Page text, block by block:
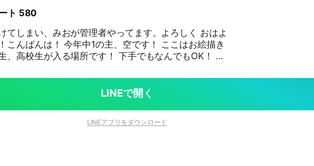
ト 580
てしまい、みおが管理者やってます。よろしく おはよ
こんばんは！ 今年中1の主、空です！ ここはお絵描き
、高校生が入る場所です！ 下手でもなんでもOK！ 雑
、喧嘩等 →悪口とかもダメです！！！ ・スタ連等 →
たりするのも、他の人の迷惑になるのでダメです！！
べく投稿しました！などと言ってくれると嬉しいで
LINEで開く
LINEアプリをダウンロード